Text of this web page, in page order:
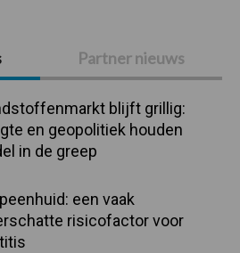
Partner nieuws
blijft grillig:
en geopolitiek houden
in de greep
een vaak
risicofactor voor